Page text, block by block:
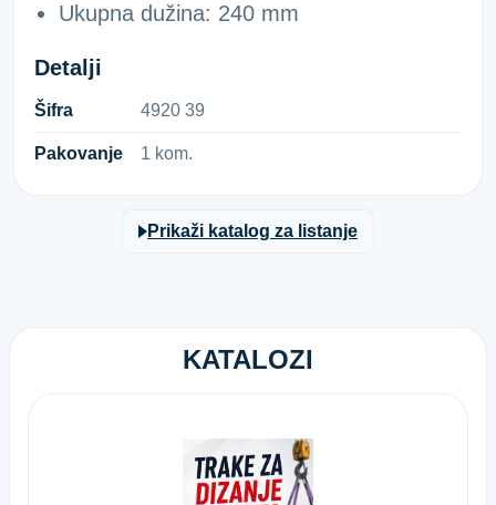
Ukupna dužina: 240 mm
Detalji
Šifra 4​9​2​0​ ​3​9​
Pakovanje 1 kom.
Prikaži katalog za listanje
KATALOZI